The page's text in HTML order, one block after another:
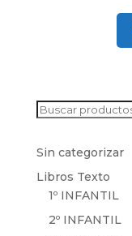
Buscar
Sin categorizar
Libros Texto
1º INFANTIL
2º INFANTIL